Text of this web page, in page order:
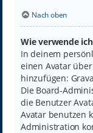
Nach oben
Wie verwende
In deinem
einen Avatar
hinzufügen:
Die Board-
die Benutzer
Avatar benutzen
Administration